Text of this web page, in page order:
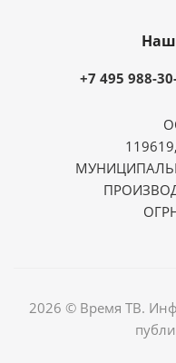
+7 495 988-
2026 © Время ТВ.